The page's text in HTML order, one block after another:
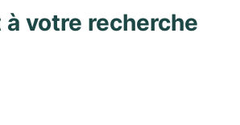
votre recherche